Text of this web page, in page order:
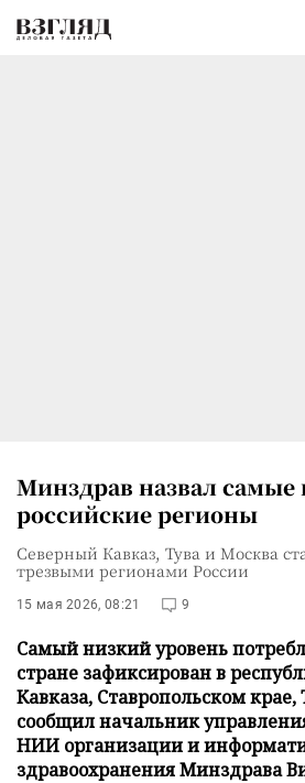
Минздрав назвал
российские регионы
Северный Кавказ, Тува и Москва
трезвыми регионами России
15 мая 2026, 08:21 9
Самый низкий уровень
стране зафиксирован в
Кавказа, Ставропольском крае,
сообщил начальник
НИИ организации и
здравоохранения Минздрава